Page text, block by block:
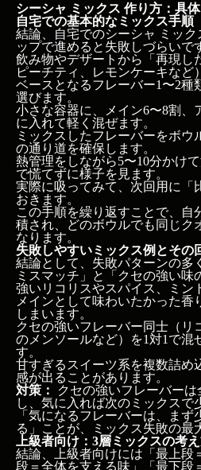
シーシャ ミックス 作り方：具
自宅での基本的なミックス手順
結論、自宅でのシーシャ ミッ
ップで進めると失敗しづらいで
飲み物やデザートから「再現し
ピーチティ、レモンケーキなど
ベースとなるフレーバー1〜2種
選びます。
小さな容器に、メイン6〜8割、
に入れて軽く混ぜます。
ミックスしたフレーバーをボウ
の通り道を確保します。
熱管理をしながら5〜10分かけ
で慌てずに様子を見ます。
実際に吸ってみて、次回用に「
おきます。
この手順を繰り返すことで、自
積され、どのボウルでも同じク
なります。
失敗しやすいミックス例とその
結論として、失敗パターンの多
ミスマッチ」と「クセの強い味
強いリコリスやスパイス、ミン
メインとして味わいたかった香
しまいます。
クセの強いフレーバー同士（リ
のメンソールなど）を1対1で混
す。
甘すぎるスイーツ系を複数詰め
感が出ることがあります。
対策：
クセの強いフレーバー
し、気に入れば次のミックスで
「気になるフレーバーは、ま
る」ことが、ミックス失敗の最
上級者向け：3層ミックスの考
結論、上級者向けには「最上段
段＝全体を支える味」「最下段